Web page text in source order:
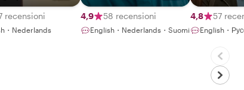
recensioni
・Nederlands
4,9 58 recensioni
English・Nederlands・Suomi
boring
lectures
4,8 57
English・